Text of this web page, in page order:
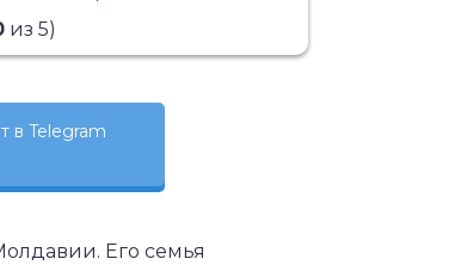
из 5)
Telegram
Его семья